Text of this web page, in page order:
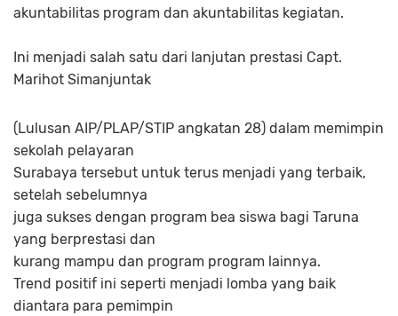
akuntabilitas program dan akuntabilitas kegiatan.
Ini menjadi salah satu dari lanjutan prestasi Capt.
Marihot Simanjuntak
(Lulusan AIP/PLAP/STIP angkatan 28) dalam memimpin
sekolah pelayaran
Surabaya tersebut untuk terus menjadi yang terbaik,
setelah sebelumnya
juga sukses dengan program bea siswa bagi Taruna
yang berprestasi dan
kurang mampu dan program program lainnya.
Trend positif ini seperti menjadi lomba yang baik
diantara para pemimpin